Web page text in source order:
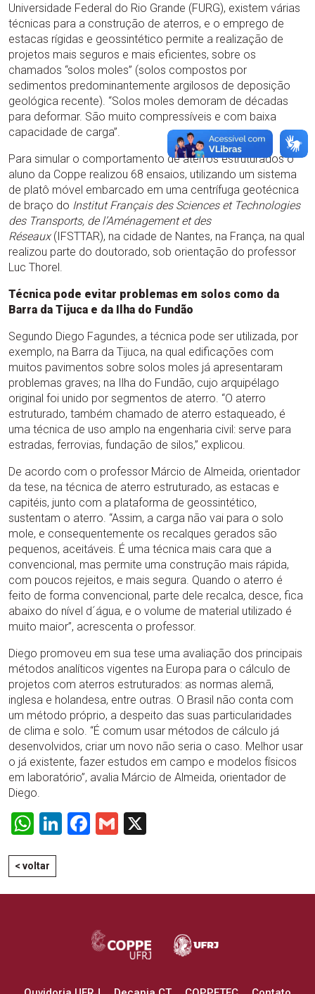
Universidade Federal do Rio Grande (FURG), existem várias
técnicas para a construção de aterros, e o emprego de
estacas rígidas e geossintético permite a realização de
projetos mais seguros e mais eficientes, sobre os
chamados “solos moles” (solos compostos por
sedimentos predominantemente argilosos de deposição
geológica recente). “Solos moles demoram de décadas
para deformar. São muito compressíveis e com baixa
capacidade de carga”.
Para simular o comportamento de aterros estruturados o
aluno da Coppe realizou 68 ensaios, utilizando um sistema
de platô móvel embarcado em uma centrífuga geotécnica
de braço do Institut Français des Sciences et Technologies
des Transports, de l’Aménagement et des
Réseaux(IFSTTAR), na cidade de Nantes, na França, na qual
realizou parte do doutorado, sob orientação do professor
Luc Thorel.
Técnica pode evitar problemas em solos como da
Barra da Tijuca e da Ilha do Fundão
Segundo Diego Fagundes, a técnica pode ser utilizada, por
exemplo, na Barra da Tijuca, na qual edificações com
muitos pavimentos sobre solos moles já apresentaram
problemas graves; na Ilha do Fundão, cujo arquipélago
original foi unido por segmentos de aterro. “O aterro
estruturado, também chamado de aterro estaqueado, é
uma técnica de uso amplo na engenharia civil: serve para
estradas, ferrovias, fundação de silos,” explicou.
De acordo com o professor Márcio de Almeida, orientador
da tese, na técnica de aterro estruturado, as estacas e
capitéis, junto com a plataforma de geossintético,
sustentam o aterro. “Assim, a carga não vai para o solo
mole, e consequentemente os recalques gerados são
pequenos, aceitáveis. É uma técnica mais cara que a
convencional, mas permite uma construção mais rápida,
com poucos rejeitos, e mais segura. Quando o aterro é
feito de forma convencional, parte dele recalca, desce, fica
abaixo do nível d´água, e o volume de material utilizado é
muito maior”, acrescenta o professor.
Diego promoveu em sua tese uma avaliação dos principais
métodos analíticos vigentes na Europa para o cálculo de
projetos com aterros estruturados: as normas alemã,
inglesa e holandesa, entre outras. O Brasil não conta com
um método próprio, a despeito das suas particularidades
de clima e solo. “É comum usar métodos de cálculo já
desenvolvidos, criar um novo não seria o caso. Melhor usar
o já existente, fazer estudos em campo e modelos físicos
em laboratório”, avalia Márcio de Almeida, orientador de
Diego.
WhatsApp
LinkedIn
Facebook
Gmail
< voltar